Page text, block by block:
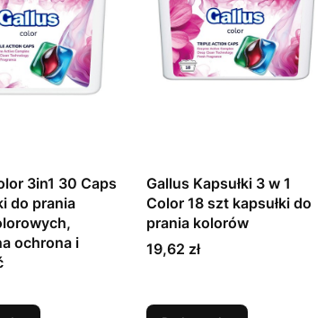
3in1 30 Caps
do prania
ochrona i
Gallus Kapsułki 3 w 1
Color 18 szt kapsułki do
prania kolorów
Cena
19,62 zł